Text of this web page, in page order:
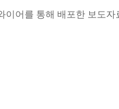
이어를 통해 배포한 보도